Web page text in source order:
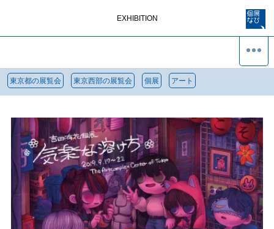
EXHIBITION
東京都の展覧会 東京西部の展覧会 個展 アート